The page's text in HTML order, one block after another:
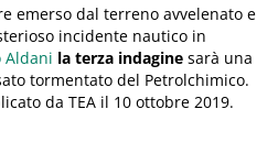
emerso dal terreno avvelenato e
incidente nautico in
Aldani la terza indagine sarà una
tormentato del Petrolchimico.
da TEA il 10 ottobre 2019.